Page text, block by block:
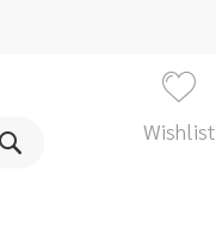
Wishlist